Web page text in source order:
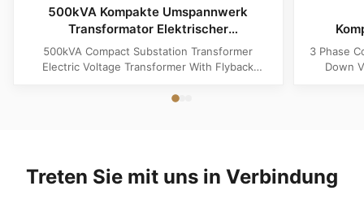
500kVA Kompakte Umspannwerk
Transformator Elektrischer
Spannungswandler mit Flyback-
Topologie
500kVA Compact Substation Transformer
Electric Voltage Transformer With Flyback
Type power transformer, distribution
3 Phase
Down
Treten Sie mit uns in Verbindung